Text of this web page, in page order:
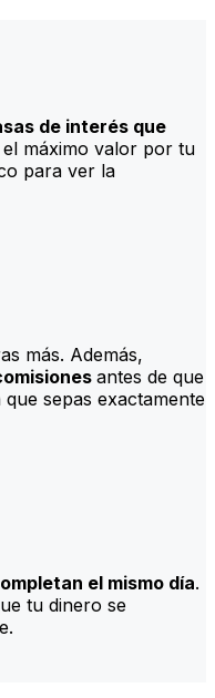
de interés que
máximo valor por tu
para ver la
más. Además,
antes de que
sepas exactamente
el mismo día.
tu dinero se